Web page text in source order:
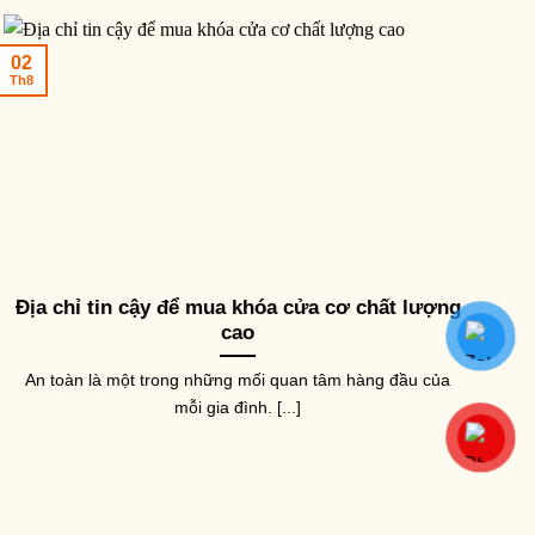
NẮM TỦ CỬA
nắm cửa tủ mạ vàng với
chi tiết hoa NK006-V (Màu
vàng)
TAY NẮM TỦ CỬA
Tay nắm cửa tủ nhôm
Địa chỉ tin cậy để mua khóa cửa cơ chất lượng
cao
An toàn là một trong những mối quan tâm hàng đầu của
mỗi gia đình. [...]
02
Th8